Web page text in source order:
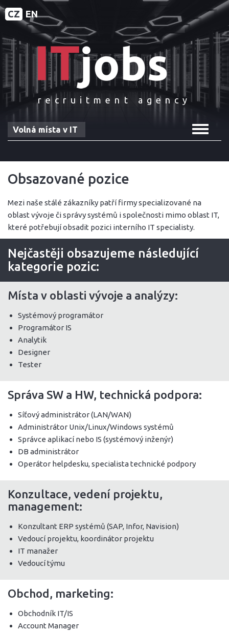
CZ EN
recruitment agency
Toggle
Volná místa v IT
Obsazované pozice
Mezi naše stálé zákazníky patří firmy specializované na
oblast vývoje či správy systémů i společnosti mimo oblast IT,
které potřebují obsadit pozici interního IT specialisty.
Nejčastěji obsazujeme následující
kategorie pozic:
Místa v oblasti vývoje a analýzy:
Systémový programátor
Programátor IS
Analytik
Designer
Tester
Správa SW a HW, technická podpora:
Síťový administrátor (LAN/WAN)
Administrátor Unix/Linux/Windows systémů
Správce aplikací nebo IS (systémový inženýr)
DB administrátor
Operátor helpdesku, specialista technické podpory
Konzultace, vedení projektu,
management:
Konzultant ERP systémů (SAP, Infor, Navision)
Vedoucí projektu, koordinátor projektu
IT manažer
Vedoucí týmu
Obchod, marketing:
Obchodník IT/IS
Account Manager